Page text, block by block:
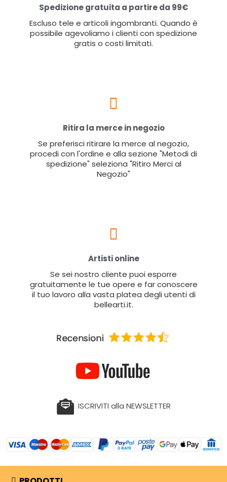
Spedizione gratuita a partire da 99€
Escluso tele e articoli ingombranti. Quando è
possibile agevoliamo i clienti con spedizione
gratis o costi limitati.
Ritira la merce in negozio
Se preferisci ritirare la merce al negozio,
procedi con l'ordine e alla sezione "Metodi di
spedizione" seleziona "Ritiro Merci al
Negozio"
Artisti online
Se sei nostro cliente puoi esporre
gratuitamente le tue opere e far conoscere
il tuo lavoro alla vasta platea degli utenti di
bellearti.it.
ISCRIVITI alla NEWSLETTER